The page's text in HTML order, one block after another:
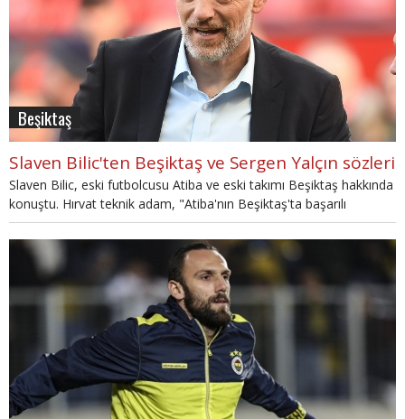
Beşiktaş
Slaven Bilic'ten Beşiktaş ve Sergen Yalçın sözleri
Slaven Bilic, eski futbolcusu Atiba ve eski takımı Beşiktaş hakkında
konuştu. Hırvat teknik adam, "Atiba'nın Beşiktaş'ta başarılı
olacağını bildiğini' söylerken Sergen Yalçın hakkında da konuştu.